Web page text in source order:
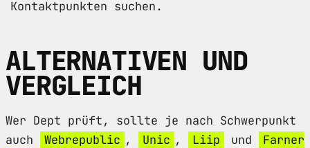
Kontaktpunkten suchen.
ALTERNATIVEN UND
VERGLEICH
Wer Dept prüft, sollte je nach Schwerpunkt
auch
Webrepublic , Unic , Liip und
Farner